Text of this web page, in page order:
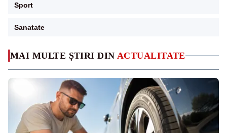
MAI MULTE ȘTIRI DIN ACTUALITATE
Sport
Sanatate